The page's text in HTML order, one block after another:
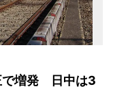
で増発 日中は3